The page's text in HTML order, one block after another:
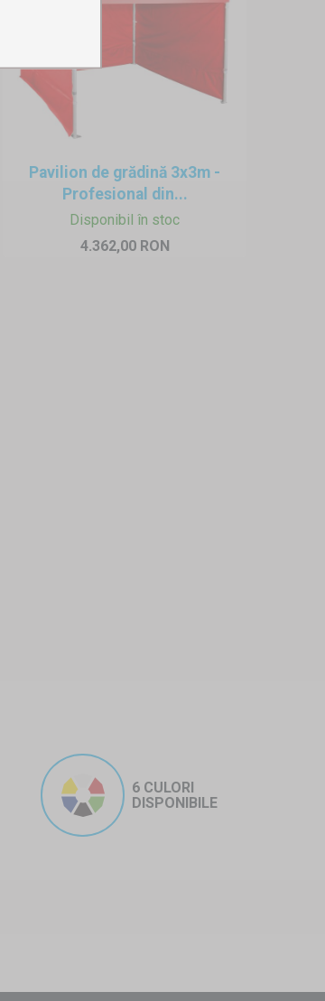
Pavilion de grădină 3x3m -
Profesional din...
Disponibil în stoc
4.362,00 RON
6 CULORI
DISPONIBILE